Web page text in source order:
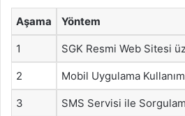
Aşama Yöntem
1 SGK Resmi Web Sitesi
2 Mobil Uygulama
3 SMS Servisi ile